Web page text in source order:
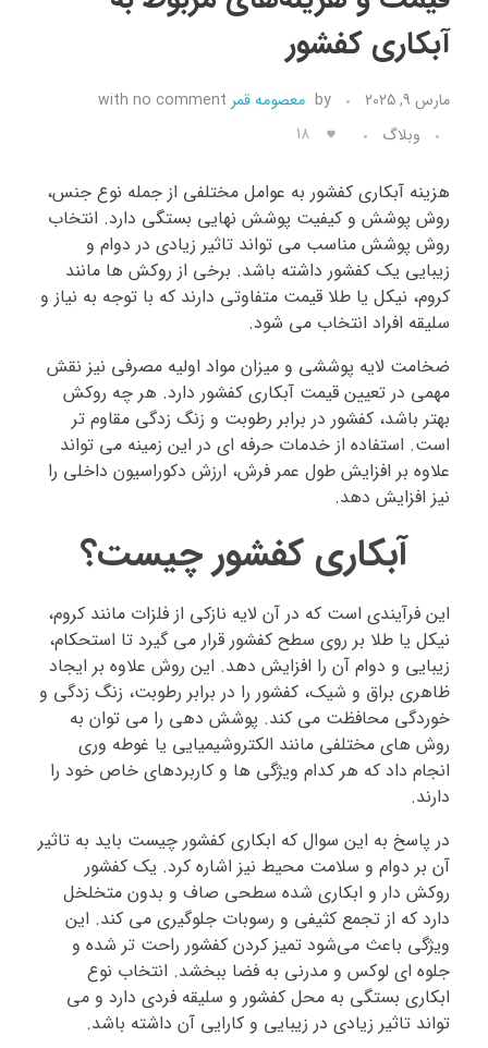
تماس با ما
آبکاری کفشور
مارس 9, 2025 by معصومه قمر with no comment
وبلاگ
18
هزینه آبکاری کفشور به عوامل مختلفی از جمله نوع جنس،
روش پوشش و کیفیت پوشش نهایی بستگی دارد. انتخاب
روش پوشش مناسب می تواند تاثیر زیادی در دوام و
زیبایی یک کفشور داشته باشد. برخی از روکش‌ ها مانند
کروم، نیکل یا طلا قیمت متفاوتی دارند که با توجه به نیاز و
سلیقه افراد انتخاب می‌ شود.
ضخامت لایه پوششی و میزان مواد اولیه مصرفی نیز نقش
مهمی در تعیین قیمت آبکاری کفشور دارد. هر چه روکش
بهتر باشد، کفشور در برابر رطوبت و زنگ زدگی مقاوم تر
است. استفاده از خدمات حرفه ای در این زمینه می تواند
علاوه بر افزایش طول عمر فرش، ارزش دکوراسیون داخلی را
نیز افزایش دهد.
آبکاری کفشور چیست؟
این فرآیندی است که در آن لایه نازکی از فلزات مانند کروم،
نیکل یا طلا بر روی سطح کفشور قرار می گیرد تا استحکام،
زیبایی و دوام آن را افزایش دهد. این روش علاوه بر ایجاد
ظاهری براق و شیک، کفشور را در برابر رطوبت، زنگ زدگی و
خوردگی محافظت می کند. پوشش دهی را می توان به
روش های مختلفی مانند الکتروشیمیایی یا غوطه وری
انجام داد که هر کدام ویژگی ها و کاربردهای خاص خود را
دارند.
در پاسخ به این سوال که ابکاری کفشور چیست باید به تاثیر
آن بر دوام و سلامت محیط نیز اشاره کرد. یک کفشور
روکش دار و ابکاری شده سطحی صاف و بدون متخلخل
دارد که از تجمع کثیفی و رسوبات جلوگیری می کند. این
ویژگی باعث می‌شود تمیز کردن کفشور راحت‌ تر شده و
جلوه‌ ای لوکس و مدرنی به فضا ببخشد. انتخاب نوع
ابکاری بستگی به محل کفشور و سلیقه فردی دارد و می
تواند تاثیر زیادی در زیبایی و کارایی آن داشته باشد.